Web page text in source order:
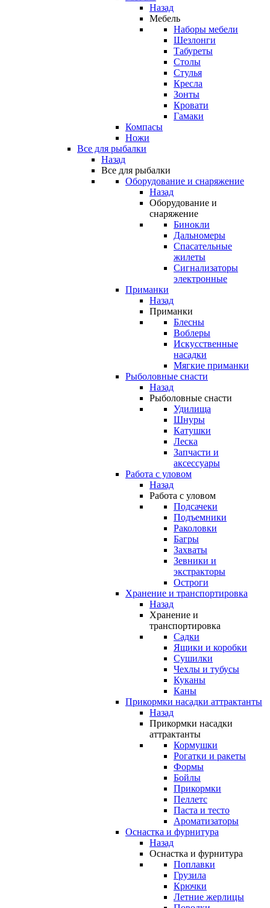
Назад
Мебель
Наборы мебели
Шезлонги
Табуреты
Столы
Стулья
Кресла
Зонты
Кровати
Гамаки
Компасы
Ножи
Все для рыбалки
Назад
Все для рыбалки
Оборудование и снаряжение
Назад
Оборудование и
снаряжение
Бинокли
Дальномеры
Спасательные
жилеты
Сигнализаторы
электронные
Приманки
Назад
Приманки
Блесны
Воблеры
Искусственные
насадки
Мягкие приманки
Рыболовные снасти
Назад
Рыболовные снасти
Удилища
Шнуры
Катушки
Леска
Запчасти и
аксессуары
Работа с уловом
Назад
Работа с уловом
Подсачеки
Подъемники
Раколовки
Багры
Захваты
Зевники и
экстракторы
Остроги
Хранение и транспортировка
Назад
Хранение и
транспортировка
Садки
Ящики и коробки
Сушилки
Чехлы и тубусы
Куканы
Каны
Прикормки насадки аттрактанты
Назад
Прикормки насадки
аттрактанты
Кормушки
Рогатки и ракеты
Формы
Бойлы
Прикормки
Пеллетс
Паста и тесто
Ароматизаторы
Оснастка и фурнитура
Назад
Оснастка и фурнитура
Поплавки
Грузила
Крючки
Летние жерлицы